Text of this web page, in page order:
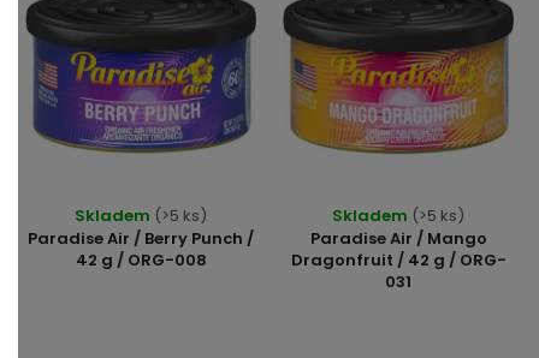
Paradise Air / Berry Punch /
42 g / ORG-008
Skladem (>5 ks)
Paradise Air / Mango
Dragonfruit / 42 g / ORG-
031
Skladem (>5 ks)